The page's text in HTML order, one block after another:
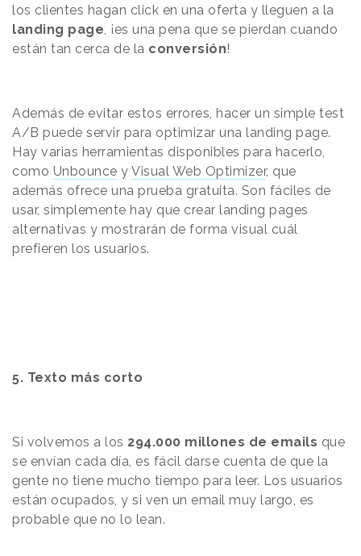
los clientes hagan click en una oferta y lleguen a la
landing page , ¡es una pena que se pierdan cuando
están tan cerca de la conversión!
Además de evitar estos errores, hacer un simple test
A/B puede servir para optimizar una landing page.
Hay varias herramientas disponibles para hacerlo,
como Unbounce y Visual Web Optimizer, que
además ofrece una prueba gratuita. Son fáciles de
usar, simplemente hay que crear landing pages
alternativas y mostrarán de forma visual cuál
prefieren los usuarios.
5. Texto más corto
Si volvemos a los 294.000 millones de emails que
se envían cada día, es fácil darse cuenta de que la
gente no tiene mucho tiempo para leer. Los usuarios
están ocupados, y si ven un email muy largo, es
probable que no lo lean.